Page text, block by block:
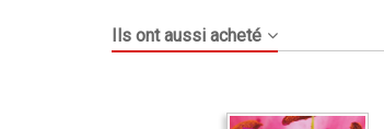
Ils ont aussi acheté